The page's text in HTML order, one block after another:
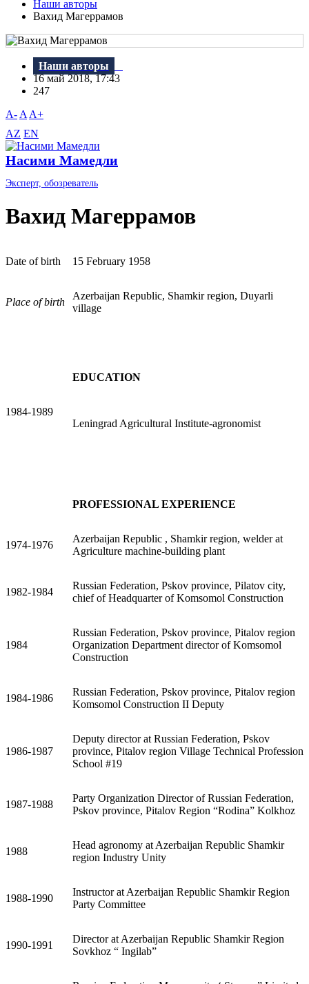
Наши авторы
Вахид Магеррамов
Наши авторы
16 май 2018, 17:43
247
A- A A+
AZ EN
Насими Мамедли
Эксперт, обозреватель
Вахид Магеррамов
Date of birth 15 February 1958
Place of birth
Azerbaijan Republic, Shamkir region, Duyarli
village
EDUCATION
1984-1989
Leningrad Agricultural Institute-agronomist
PROFESSIONAL EXPERIENCE
1974-1976
Azerbaijan Republic , Shamkir region, welder at
Agriculture machine-building plant
1982-1984
Russian Federation, Pskov province, Pilatov city,
chief of Headquarter of Komsomol Construction
1984
Russian Federation, Pskov province, Pitalov region
Organization Department director of Komsomol
Construction
1984-1986
Russian Federation, Pskov province, Pitalov region
Komsomol Construction II Deputy
1986-1987
Deputy director at Russian Federation, Pskov
province, Pitalov region Village Technical Profession
School #19
1987-1988
Party Organization Director of Russian Federation,
Pskov province, Pitalov Region “Rodina” Kolkhoz
1988
Head agronomy at Azerbaijan Republic Shamkir
region Industry Unity
1988-1990
Instructor at Azerbaijan Republic Shamkir Region
Party Committee
1990-1991
Director at Azerbaijan Republic Shamkir Region
Sovkhoz “ Ingilab”